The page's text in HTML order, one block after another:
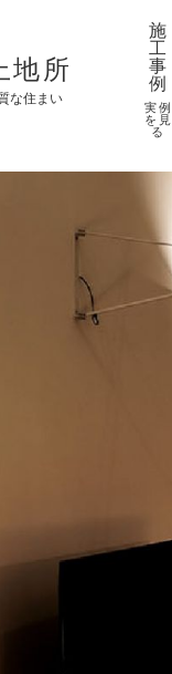
地所
な住まい
施
工
事
例
実例
を見
る